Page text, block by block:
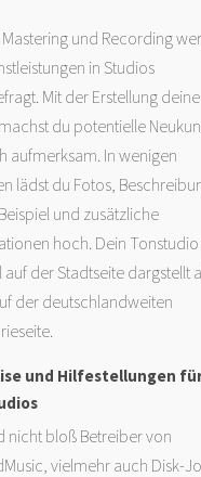
Mastering und Recording
in Studios
Mit der Erstellung
du potentielle
aufmerksam. In wenigen
lädst du Fotos,
und zusätzliche
hoch. Dein
auf der Stadtseite dargstellt
der deutschlandweiten
und Hilfestellungen
nicht bloß Betreiber von
vielmehr auch Disk-